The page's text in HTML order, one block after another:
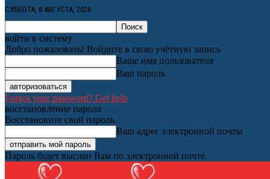
СУББОТА, 8 АВГУСТА, 2026
войти в систему
Добро пожаловать! Войдите в свою учётную запись
Ваше имя пользователя
Ваш пароль
Forgot your password? Get help
восстановление пароля
Восстановите свой пароль
Ваш адрес электронной почты
Пароль будет выслан Вам по электронной почте.